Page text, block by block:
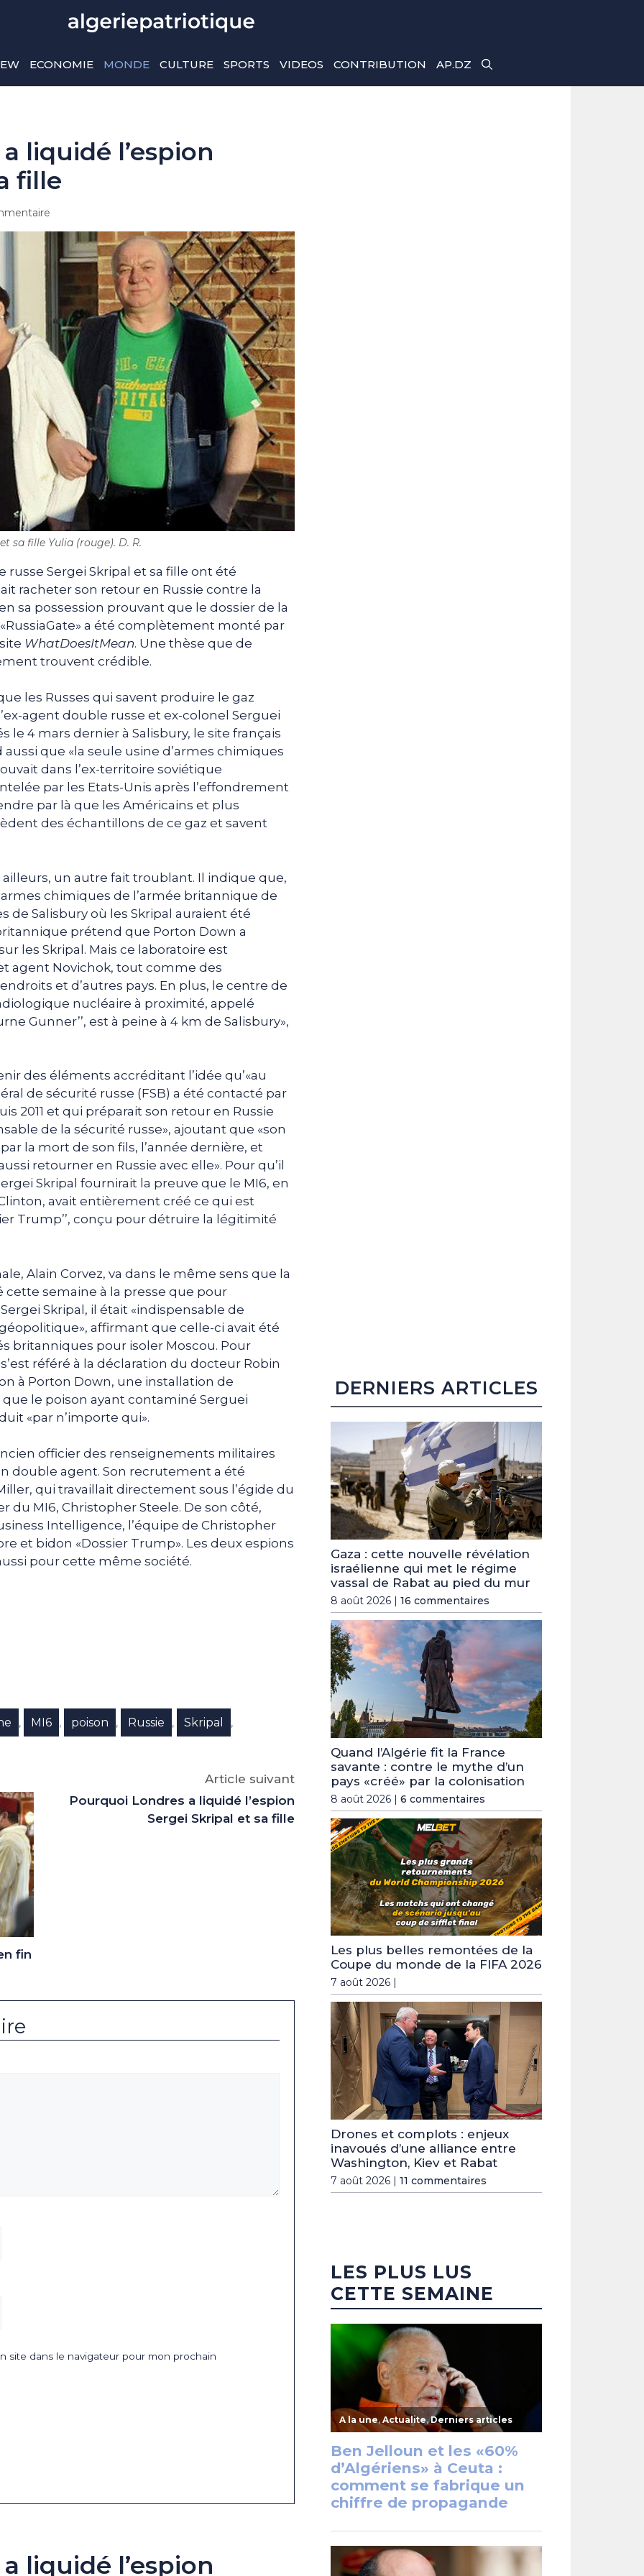
ECONOMIE MONDE CULTURE SPORTS VIDEOS CONTRIBUTION AP.DZ
liquidé l’espion
fille
sa fille Yulia (rouge). D. R.
russe Sergei Skripal et sa fille ont été
racheter son retour en Russie contre la
sa possession prouvant que le dossier de la
a été complètement monté par
WhatDoesItMean. Une thèse que de
trouvent crédible.
les Russes qui savent produire le gaz
agent double russe et ex-colonel Serguei
le 4 mars dernier à Salisbury, le site français
aussi que «la seule usine d’armes chimiques
dans l’ex-territoire soviétique
par les Etats-Unis après l’effondrement
par là que les Américains et plus
des échantillons de ce gaz et savent
ailleurs, un autre fait troublant. Il indique que,
chimiques de l’armée britannique de
de Salisbury où les Skripal auraient été
prétend que Porton Down a
les Skripal. Mais ce laboratoire est
agent Novichok, tout comme des
et d’autres pays. En plus, le centre de
nucléaire à proximité, appelé
Gunner’’, est à peine à 4 km de Salisbury»,
des éléments accréditant l’idée qu’«au
de sécurité russe (FSB) a été contacté par
2011 et qui préparait son retour en Russie
de la sécurité russe», ajoutant que «son
la mort de son fils, l’année dernière, et
retourner en Russie avec elle». Pour qu’il
Skripal fournirait la preuve que le MI6, en
avait entièrement créé ce qui est
Trump’’, conçu pour détruire la légitimité
Alain Corvez, va dans le même sens que la
cette semaine à la presse que pour
Skripal, il était «indispensable de
affirmant que celle-ci avait été
britanniques pour isoler Moscou. Pour
référé à la déclaration du docteur Robin
à Porton Down, une installation de
le poison ayant contaminé Serguei
«par n’importe qui».
officier des renseignements militaires
double agent. Son recrutement a été
qui travaillait directement sous l’égide du
du MI6, Christopher Steele. De son côté,
Intelligence, l’équipe de Christopher
et bidon «Dossier Trump». Les deux espions
pour cette même société.
, MI6 , poison , Russie , Skripal ,
fin
Article suivant
Pourquoi Londres a liquidé l’espion
Sergei Skripal et sa fille
site dans le navigateur pour mon prochain
liquidé l’espion
DERNIERS ARTICLES
Gaza : cette nouvelle révélation
israélienne qui met le régime
vassal de Rabat au pied du mur
8 août 2026 | 16 commentaires
Quand l’Algérie fit la France
savante : contre le mythe d’un
pays «créé» par la colonisation
8 août 2026 | 6 commentaires
Les plus belles remontées de la
Coupe du monde de la FIFA 2026
7 août 2026 |
Drones et complots : enjeux
inavoués d’une alliance entre
Washington, Kiev et Rabat
7 août 2026 | 11 commentaires
LES PLUS LUS
CETTE SEMAINE